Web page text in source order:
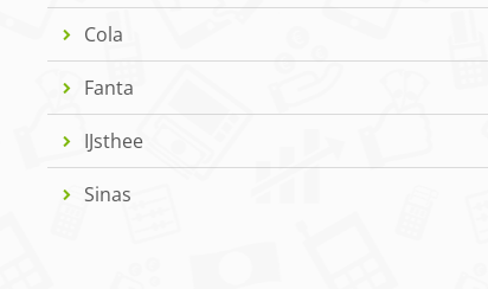
Cola
Fanta
IJsthee
Sinas